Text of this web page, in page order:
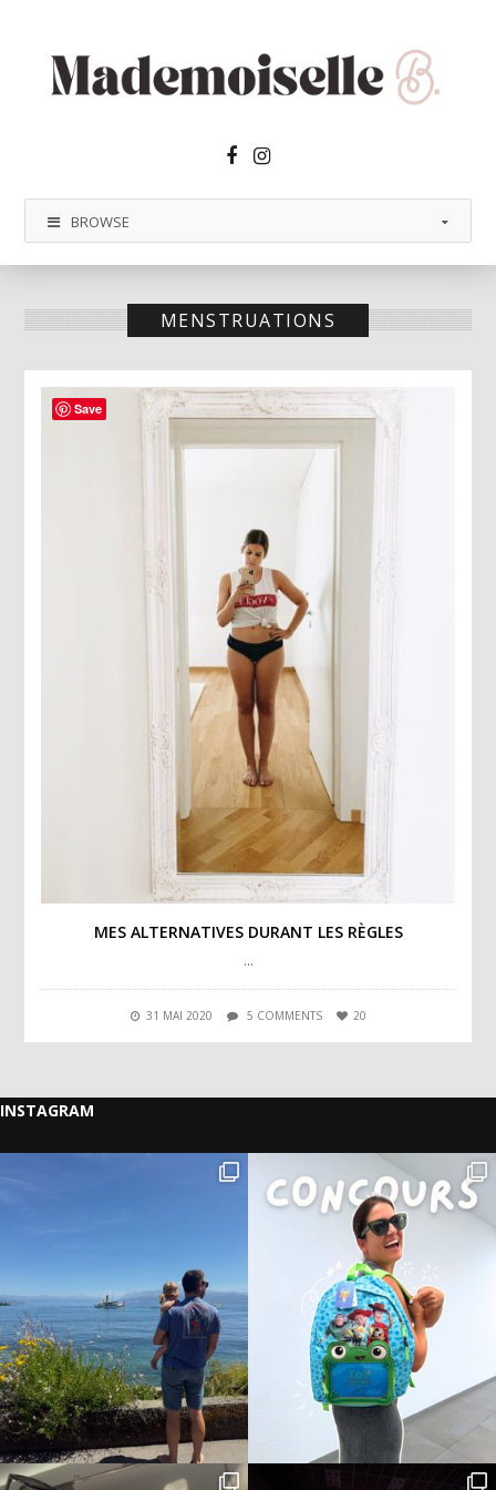
Facebook2
Instagram
BROWSE
MENSTRUATIONS
MES ALTERNATIVES DURANT LES RÈGLES
…
31 MAI 2020 5 COMMENTS 20
INSTAGRAM
Save